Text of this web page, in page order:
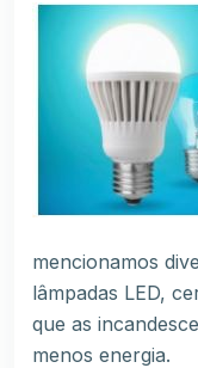
mencionamos
lâmpadas LED,
que as
menos energia.